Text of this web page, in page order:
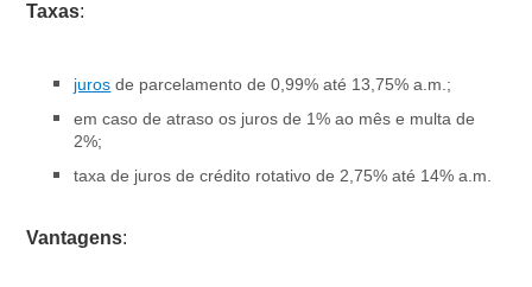
Taxas:
juros de parcelamento de 0,99% até 13,75% a.m.;
em caso de atraso os juros de 1% ao mês e multa de
2%;
taxa de juros de crédito rotativo de 2,75% até 14% a.m.
Vantagens: